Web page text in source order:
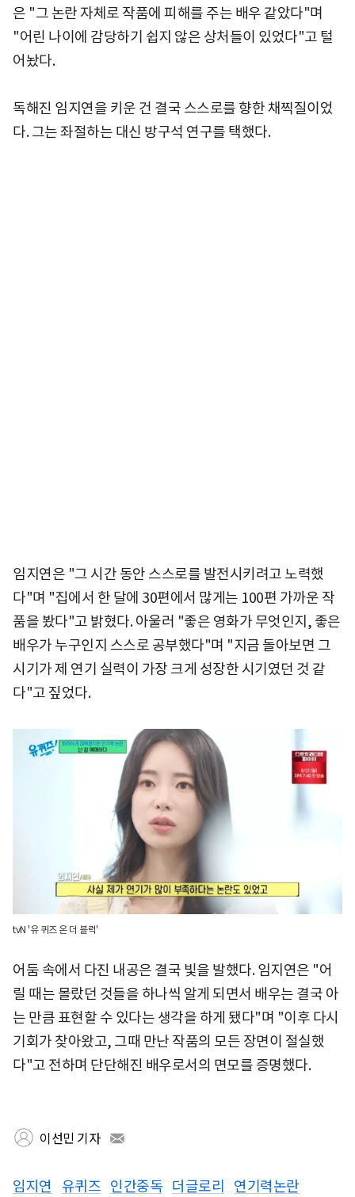
은 "그 논란 자체로 작품에 피해를 주는 배우 같았다"며
"어린 나이에 감당하기 쉽지 않은 상처들이 있었다"고 털
어놨다.
독해진 임지연을 키운 건 결국 스스로를 향한 채찍질이었
다. 그는 좌절하는 대신 방구석 연구를 택했다.
임지연은 "그 시간 동안 스스로를 발전시키려고 노력했
다"며 "집에서 한 달에 30편에서 많게는 100편 가까운 작
품을 봤다"고 밝혔다. 아울러 "좋은 영화가 무엇인지, 좋은
배우가 누구인지 스스로 공부했다"며 "지금 돌아보면 그
시기가 제 연기 실력이 가장 크게 성장한 시기였던 것 같
다"고 짚었다.
tvN '유 퀴즈 온 더 블럭'
어둠 속에서 다진 내공은 결국 빛을 발했다. 임지연은 "어
릴 때는 몰랐던 것들을 하나씩 알게 되면서 배우는 결국 아
는 만큼 표현할 수 있다는 생각을 하게 됐다"며 "이후 다시
기회가 찾아왔고, 그때 만난 작품의 모든 장면이 절실했
다"고 전하며 단단해진 배우로서의 면모를 증명했다.
이선민 기자
임지연 유퀴즈 인간중독 더글로리 연기력논란